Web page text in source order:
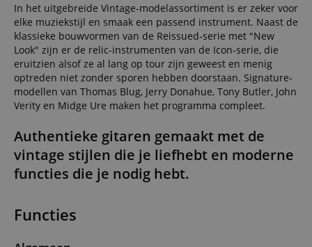
In het uitgebreide Vintage-modelassortiment is er zeker voor
elke muziekstijl en smaak een passend instrument. Naast de
klassieke bouwvormen van de Reissued-serie met "New
Look" zijn er de relic-instrumenten van de Icon-serie, die
eruitzien alsof ze al lang op tour zijn geweest en menig
optreden niet zonder sporen hebben doorstaan. Signature-
modellen van Thomas Blug, Jerry Donahue, Tony Butler, John
Verity en Midge Ure maken het programma compleet.
Authentieke gitaren gemaakt met de
vintage stijlen die je liefhebt en moderne
functies die je nodig hebt.
Functies